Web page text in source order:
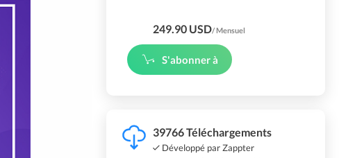
249.90 USD/ Mensuel
S'abonner à
39766 Téléchargements
Développé par Zappter